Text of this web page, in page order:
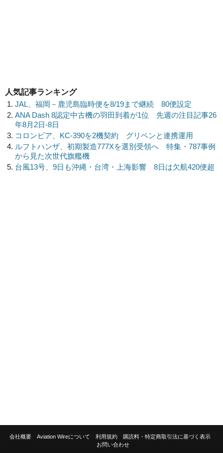
人気記事ランキング
JAL、福岡－鹿児島臨時便を8/19まで継続 80便設定
ANA Dash 8認定中古機の羽田到着が1位 先週の注目記事26
年8月2日-8日
コロンビア、KC-390を2機契約 グリペンと連携運用
ルフトハンザ、初期製造777Xを選別受領へ 特集・787事例
から見た次世代旗艦機
台風13号、9日も沖縄・台湾・上海影響 8日は欠航420便超
会社概要 Aviation Wireについて 利用規約
購読料・特定商取引法に基づく表示
お問い合わせ